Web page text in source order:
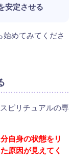
安定させる
めてみてくださ
ピリチュアルの専
自身の状態をリ
原因が見えてく